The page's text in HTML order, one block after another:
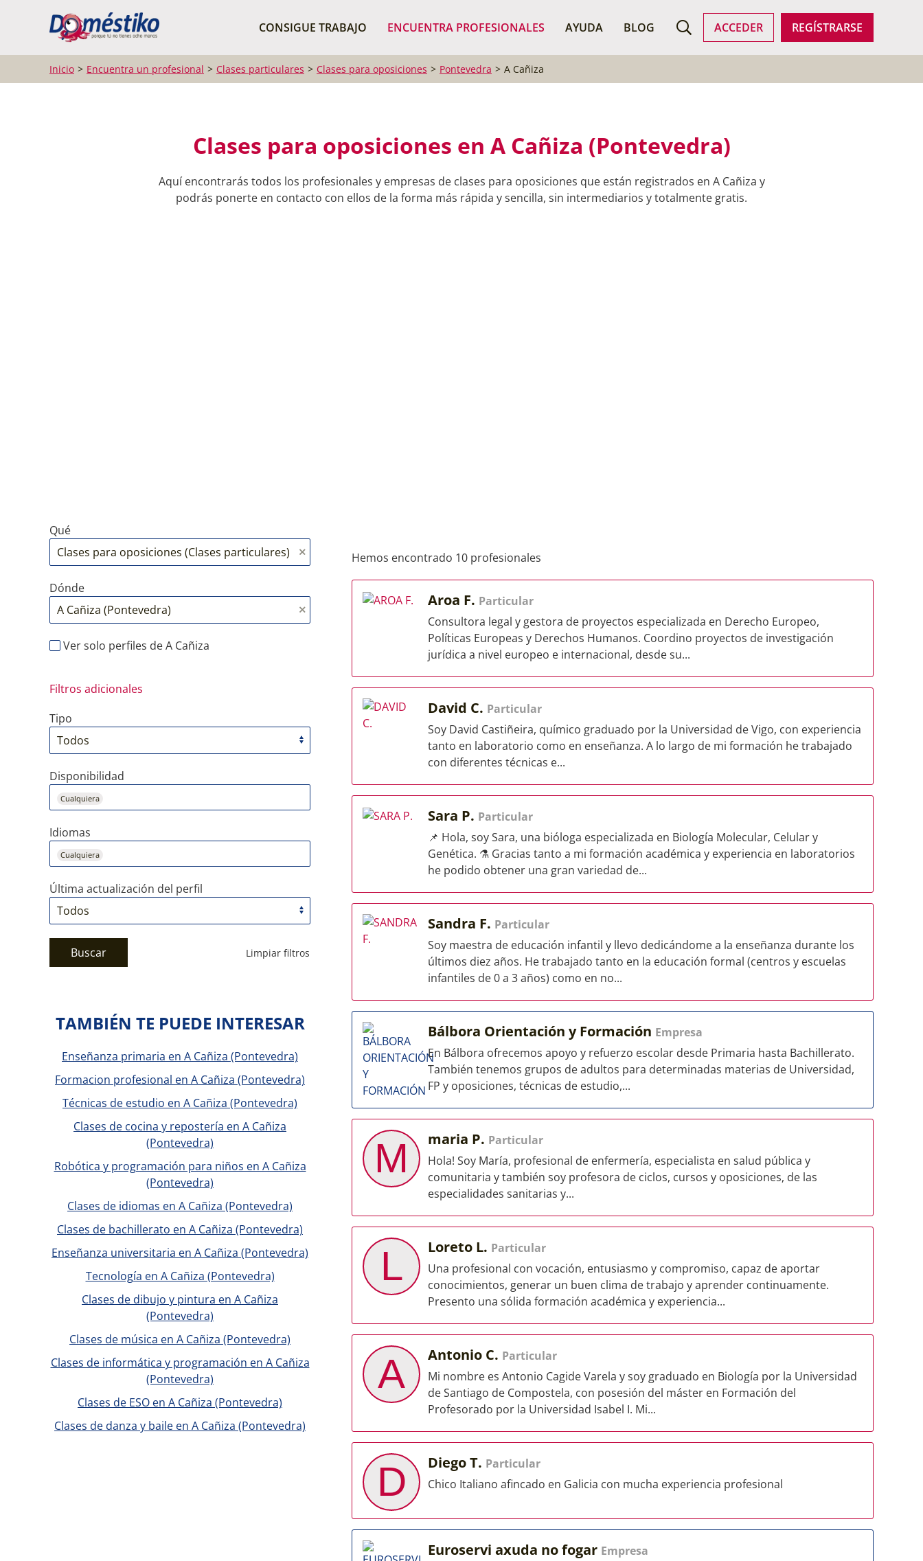
CONSIGUE TRABAJO ENCUENTRA PROFESIONALES AYUDA BLOG ACCEDER REGÍSTRARSE
BUSCAR PROFESIONALES
Inicio Encuentra un profesional Clases particulares Clases para oposiciones Pontevedra A Cañiza
Clases para oposiciones en A Cañiza (Pontevedra)
Aquí encontrarás todos los profesionales y empresas de clases para oposiciones que están registrados en A Cañiza y
podrás ponerte en contacto con ellos de la forma más rápida y sencilla, sin intermediarios y totalmente gratis.
Qué
Dónde
Ver solo perfiles de A Cañiza
Filtros adicionales
Tipo
Disponibilidad
Cualquiera
Idiomas
Cualquiera
Última actualización del perfil
Buscar Limpiar filtros
Hemos encontrado 10 profesionales
Aroa F. Particular
Consultora legal y gestora de proyectos especializada en Derecho Europeo,
Políticas Europeas y Derechos Humanos. Coordino proyectos de investigación
jurídica a nivel europeo e internacional, desde su...
David C. Particular
Soy David Castiñeira, químico graduado por la Universidad de Vigo, con experiencia
tanto en laboratorio como en enseñanza. A lo largo de mi formación he trabajado
con diferentes técnicas e...
Sara P. Particular
📌 Hola, soy Sara, una bióloga especializada en Biología Molecular, Celular y
Genética. ⚗️ Gracias tanto a mi formación académica y experiencia en laboratorios
he podido obtener una gran variedad de...
Sandra F. Particular
Soy maestra de educación infantil y llevo dedicándome a la enseñanza durante los
últimos diez años. He trabajado tanto en la educación formal (centros y escuelas
infantiles de 0 a 3 años) como en no...
Bálbora Orientación y Formación Empresa
En Bálbora ofrecemos apoyo y refuerzo escolar desde Primaria hasta Bachillerato.
También tenemos grupos de adultos para determinadas materias de Universidad,
FP y oposiciones, técnicas de estudio,...
M maria P. Particular
Hola! Soy María, profesional de enfermería, especialista en salud pública y
comunitaria y también soy profesora de ciclos, cursos y oposiciones, de las
especialidades sanitarias y...
L Loreto L. Particular
Una profesional con vocación, entusiasmo y compromiso, capaz de aportar
conocimientos, generar un buen clima de trabajo y aprender continuamente.
Presento una sólida formación académica y experiencia...
A Antonio C. Particular
Mi nombre es Antonio Cagide Varela y soy graduado en Biología por la Universidad
de Santiago de Compostela, con posesión del máster en Formación del
Profesorado por la Universidad Isabel I. Mi...
D Diego T. Particular
Chico Italiano afincado en Galicia con mucha experiencia profesional
Euroservi axuda no fogar Empresa
TAMBIÉN TE PUEDE INTERESAR
Enseñanza primaria en A Cañiza (Pontevedra)
Formacion profesional en A Cañiza (Pontevedra)
Técnicas de estudio en A Cañiza (Pontevedra)
Clases de cocina y repostería en A Cañiza
(Pontevedra)
Robótica y programación para niños en A Cañiza
(Pontevedra)
Clases de idiomas en A Cañiza (Pontevedra)
Clases de bachillerato en A Cañiza (Pontevedra)
Enseñanza universitaria en A Cañiza (Pontevedra)
Tecnología en A Cañiza (Pontevedra)
Clases de dibujo y pintura en A Cañiza
(Pontevedra)
Clases de música en A Cañiza (Pontevedra)
Clases de informática y programación en A Cañiza
(Pontevedra)
Clases de ESO en A Cañiza (Pontevedra)
Clases de danza y baile en A Cañiza (Pontevedra)